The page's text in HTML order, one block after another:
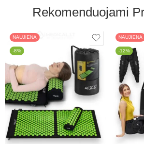
Rekomenduojami
NAUJIENA
-8%
NAUJIENA
-12%